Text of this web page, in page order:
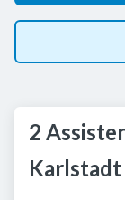
2
Karlstadt